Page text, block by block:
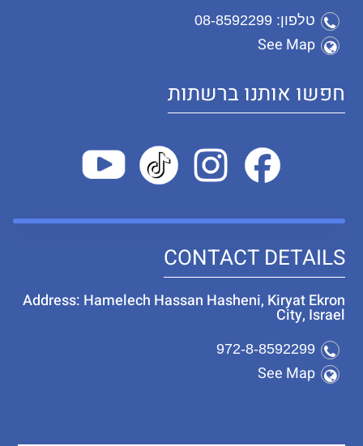
טלפון: 08-8592299
See Map
חפשו אותנו ברשתות
CONTACT DETAILS
Address: Hamelech Hassan Hasheni, Kiryat Ekron
City, Israel
972-8-8592299
See Map